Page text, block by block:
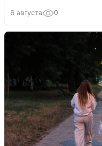
6 августа 0